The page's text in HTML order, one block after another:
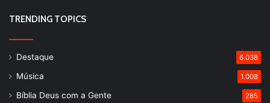
TRENDING TOPICS
Destaque 6.038
Música 1.008
Bíblia Deus com a Gente 285